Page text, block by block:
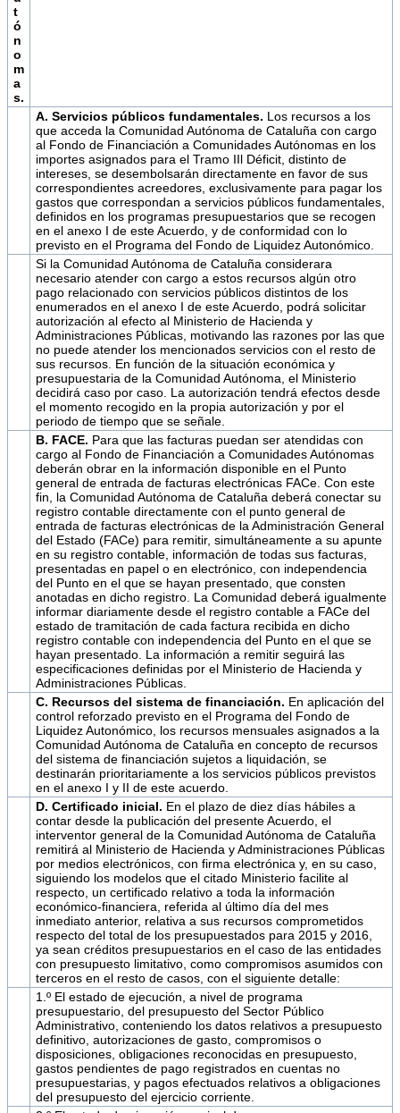
t
ó
n
o
m
a
s.
A. Servicios públicos fundamentales. Los recursos a los
que acceda la Comunidad Autónoma de Cataluña con cargo
al Fondo de Financiación a Comunidades Autónomas en los
importes asignados para el Tramo IIl Déficit, distinto de
intereses, se desembolsarán directamente en favor de sus
correspondientes acreedores, exclusivamente para pagar los
gastos que correspondan a servicios públicos fundamentales,
definidos en los programas presupuestarios que se recogen
en el anexo I de este Acuerdo, y de conformidad con lo
previsto en el Programa del Fondo de Liquidez Autonómico.
Si la Comunidad Autónoma de Cataluña considerara
necesario atender con cargo a estos recursos algún otro
pago relacionado con servicios públicos distintos de los
enumerados en el anexo I de este Acuerdo, podrá solicitar
autorización al efecto al Ministerio de Hacienda y
Administraciones Públicas, motivando las razones por las que
no puede atender los mencionados servicios con el resto de
sus recursos. En función de la situación económica y
presupuestaria de la Comunidad Autónoma, el Ministerio
decidirá caso por caso. La autorización tendrá efectos desde
el momento recogido en la propia autorización y por el
periodo de tiempo que se señale.
B. FACE. Para que las facturas puedan ser atendidas con
cargo al Fondo de Financiación a Comunidades Autónomas
deberán obrar en la información disponible en el Punto
general de entrada de facturas electrónicas FACe. Con este
fin, la Comunidad Autónoma de Cataluña deberá conectar su
registro contable directamente con el punto general de
entrada de facturas electrónicas de la Administración General
del Estado (FACe) para remitir, simultáneamente a su apunte
en su registro contable, información de todas sus facturas,
presentadas en papel o en electrónico, con independencia
del Punto en el que se hayan presentado, que consten
anotadas en dicho registro. La Comunidad deberá igualmente
informar diariamente desde el registro contable a FACe del
estado de tramitación de cada factura recibida en dicho
registro contable con independencia del Punto en el que se
hayan presentado. La información a remitir seguirá las
especificaciones definidas por el Ministerio de Hacienda y
Administraciones Públicas.
C. Recursos del sistema de financiación. En aplicación del
control reforzado previsto en el Programa del Fondo de
Liquidez Autonómico, los recursos mensuales asignados a la
Comunidad Autónoma de Cataluña en concepto de recursos
del sistema de financiación sujetos a liquidación, se
destinarán prioritariamente a los servicios públicos previstos
en el anexo I y II de este acuerdo.
D. Certificado inicial. En el plazo de diez días hábiles a
contar desde la publicación del presente Acuerdo, el
interventor general de la Comunidad Autónoma de Cataluña
remitirá al Ministerio de Hacienda y Administraciones Públicas
por medios electrónicos, con firma electrónica y, en su caso,
siguiendo los modelos que el citado Ministerio facilite al
respecto, un certificado relativo a toda la información
económico-financiera, referida al último día del mes
inmediato anterior, relativa a sus recursos comprometidos
respecto del total de los presupuestados para 2015 y 2016,
ya sean créditos presupuestarios en el caso de las entidades
con presupuesto limitativo, como compromisos asumidos con
terceros en el resto de casos, con el siguiente detalle:
1.º El estado de ejecución, a nivel de programa
presupuestario, del presupuesto del Sector Público
Administrativo, conteniendo los datos relativos a presupuesto
definitivo, autorizaciones de gasto, compromisos o
disposiciones, obligaciones reconocidas en presupuesto,
gastos pendientes de pago registrados en cuentas no
presupuestarias, y pagos efectuados relativos a obligaciones
del presupuesto del ejercicio corriente.